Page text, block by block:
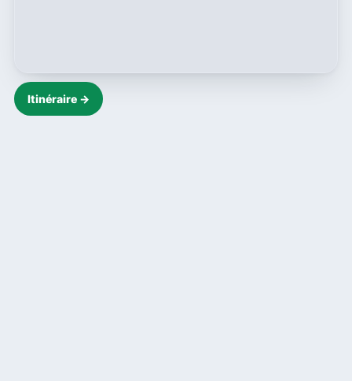
Itinéraire →